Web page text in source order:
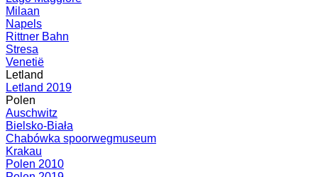
Milaan
Napels
Rittner Bahn
Stresa
Venetië
Letland
Letland 2019
Polen
Auschwitz
Bielsko-Biała
Chabówka spoorwegmuseum
Krakau
Polen 2010